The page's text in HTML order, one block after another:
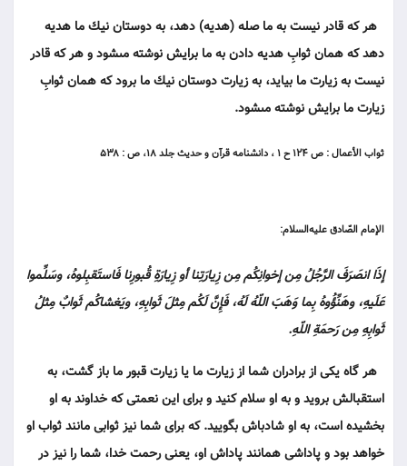
هر كه قادر نيست به ما صله (هديه) دهد، به دوستان نيك ما هديه
دهد كه همان ثوابِ هديه دادن به ما برايش نوشته مى‏شود و هر كه قادر
نيست به زيارت ما بيايد، به زيارت دوستان نيك ما برود كه همان ثوابِ
زيارت ما برايش نوشته مى‏شود.
ثواب الأعمال : ص ۱۲۴ ح ۱ ، دانشنامه قرآن و حديث جلد ۱۸، ص : ۵۳۸
الإمام الصّادق عليه‌السلام:
إذَا انصَرَفَ الرَّجُلُ مِن إخوانِكُم مِن زِيارَتِنا أو زِيارَةِ قُبورِنا فَاستَقبِلوهُ، وسَلِّموا
عَلَيهِ، وهَنِّؤُوهُ بِما وَهَبَ اللّهُ لَهُ، فَإِنَّ لَكُم مِثلَ ثَوابِهِ، ويَغشاكُم ثَوابٌ مِثلُ
ثَوابِهِ مِن رَحمَةِ اللّهِ.
هر گاه يكى از برادران شما از زيارت ما يا زيارت قبور ما باز گشت، به
استقبالش برويد و به او سلام كنيد و براى اين نعمتى كه خداوند به او
بخشيده است، به او شادباش بگوييد. كه براى شما نيز ثوابى مانند ثواب او
خواهد بود و پاداشى همانند پاداش او، يعنى رحمت خدا، شما را نيز در